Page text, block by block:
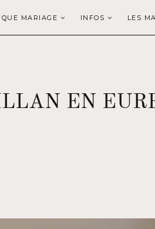
MARIAGE INFOS LES
EN